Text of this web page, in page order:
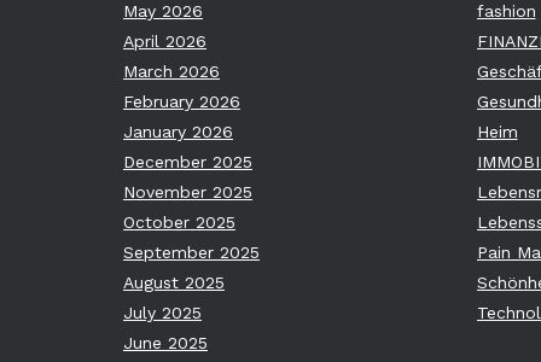
May 2026
April 2026
March 2026
February 2026
January 2026
December 2025
November 2025
October 2025
September 2025
August 2025
July 2025
June 2025
fashion
Heim
Pain